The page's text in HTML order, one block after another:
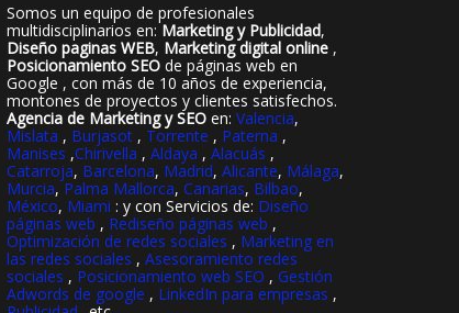
Somos un equipo de profesionales
multidisciplinarios en:Marketing y Publicidad,
Diseño paginas WEB, Marketing digital online ,
Posicionamiento SEO de páginas web en
Google , con más de 10 años de experiencia,
montones de proyectos y clientes satisfechos.
Agencia de Marketing y SEO en: Valencia,
Mislata , Burjasot , Torrente , Paterna ,
Manises ,Chirivella , Aldaya , Alacuás ,
Catarroja, Barcelona, Madrid, Alicante, Málaga,
Murcia,Palma Mallorca, Canarias, Bilbao,
México, Miami : y con Servicios de: Diseño
páginas web , Rediseño páginas web ,
Optimización de redes sociales , Marketing en
las redes sociales , Asesoramiento redes
sociales , Posicionamiento web SEO , Gestión
Adwords de google , LinkedIn para empresas ,